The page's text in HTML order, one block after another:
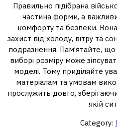
Правильно підібрана
частина форми, а
комфорту та безпеки.
захист від холоду, вітру та
подразнення. Пам’ятайте,
виборі розміру може
моделі. Тому приділяйте
матеріалам та умовам
прослужить довго,
якій
Category: